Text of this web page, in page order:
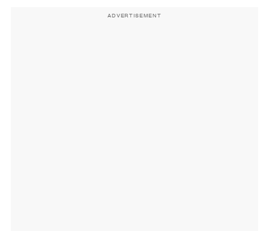
ADVERTISEMENT